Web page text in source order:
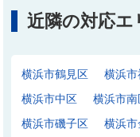
近隣の対応エ
横浜市鶴見区 横浜
横浜市中区
横浜市南
横浜市磯子区
横浜